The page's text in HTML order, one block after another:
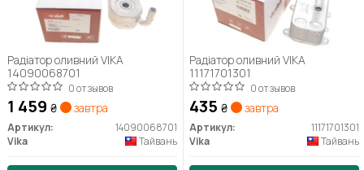
Радіатор оливний VIKA
14090068701
0 отзывов
1 459 ₴ завтра
Артикул:
14090068701
Vika
Тайвань
Радіатор оливний VIKA
11171701301
0 отзывов
435 ₴ завтра
Артикул:
11171701301
Vika
Тайвань